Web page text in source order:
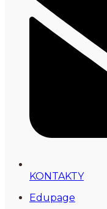
KONTAKTY
Edupage